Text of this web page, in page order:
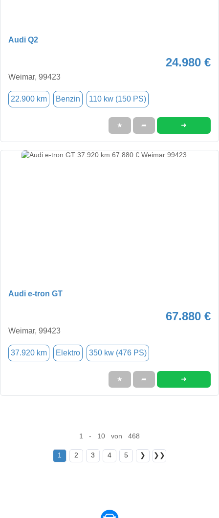
Audi Q2
24.980 €
Weimar, 99423
22.900 km Benzin 110 kw (150 PS)
★ ➦ ➜
Audi e-tron GT
67.880 €
Weimar, 99423
37.920 km Elektro 350 kw (476 PS)
★ ➦ ➜
1 - 10 von 468
1 2 3 4 5 ❯ ❯❯